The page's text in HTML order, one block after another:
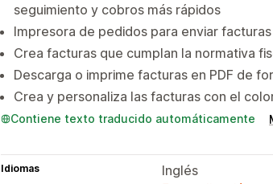
seguimiento y cobros más rápidos
Impresora de pedidos para enviar
Crea facturas que cumplan la normativa
Descarga o imprime facturas en PDF de
Crea y personaliza las facturas con el
Contiene texto traducido automáticamente
Idiomas
Inglés